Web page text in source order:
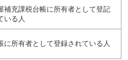
補充課税台帳に所有者として登記
いる人
に所有者として登録されている人